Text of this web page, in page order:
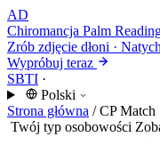
AD
Chiromancja Palm
Zrób zdjęcie dłoni ·
Wypróbuj teraz
SBTI ·
Polski
Strona główna / CP Match
Twój typ osobowości